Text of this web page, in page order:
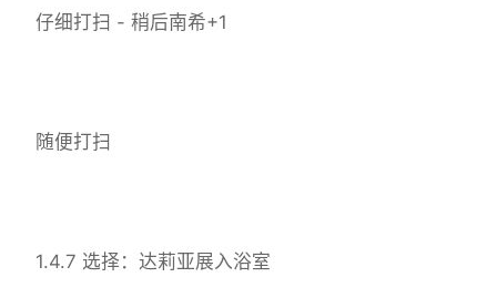
仔细打扫 - 稍后南希+1
随便打扫
1.4.7 选择：达莉亚展入浴室